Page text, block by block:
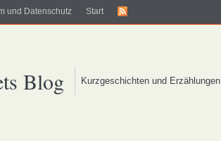
und Datenschutz Start
Blog Kurzgeschichten und Erzählungen